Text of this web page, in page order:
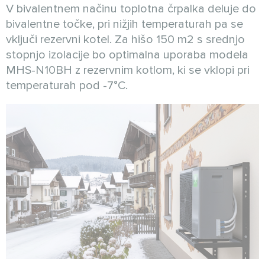
V bivalentnem načinu toplotna črpalka deluje do
bivalentne točke, pri nižjih temperaturah pa se
vključi rezervni kotel. Za hišo 150 m2 s srednjo
stopnjo izolacije bo optimalna uporaba modela
MHS-N10BH z rezervnim kotlom, ki se vklopi pri
temperaturah pod -7°C.